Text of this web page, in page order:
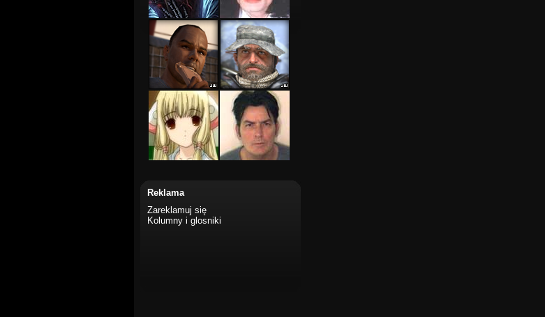
Reklama
Zareklamuj się
Kolumny i glosniki